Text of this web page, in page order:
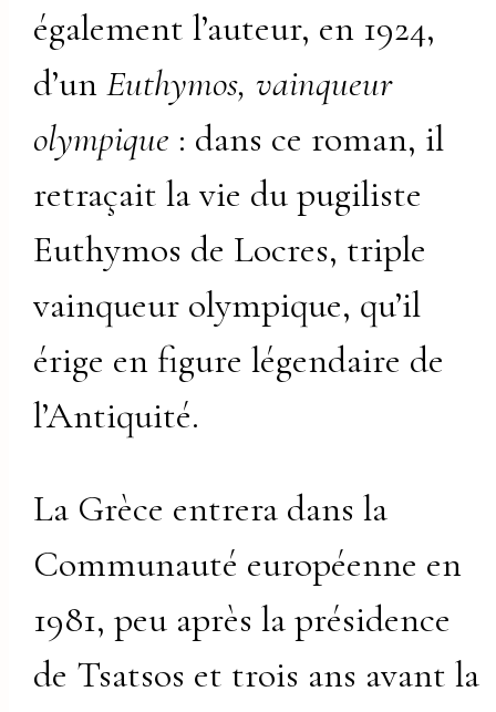
également l’auteur, en 1924,
d’unEuthymos, vainqueur
olympique : dans ce roman, il
retraçait la vie du pugiliste
Euthymos de Locres, triple
vainqueur olympique, qu’il
érige en figure légendaire de
l’Antiquité.
La Grèce entrera dans la
Communauté européenne en
1981, peu après la présidence
de Tsatsos et trois ans avant la